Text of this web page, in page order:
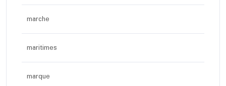
marche
maritimes
marque